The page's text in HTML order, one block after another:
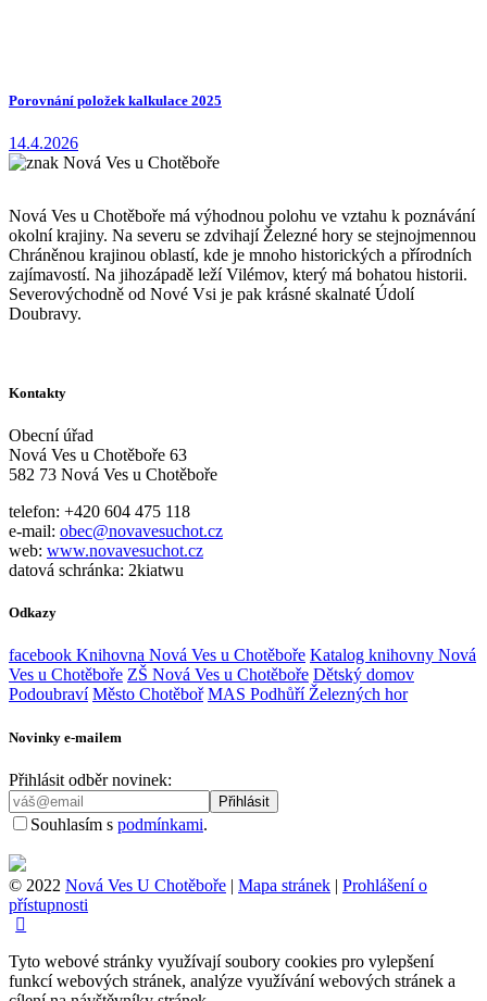
Porovnání položek kalkulace 2025
14.4.2026
Nová Ves u Chotěboře má výhodnou polohu ve vztahu k poznávání
okolní krajiny. Na severu se zdvihají Železné hory se stejnojmennou
Chráněnou krajinou oblastí, kde je mnoho historických a přírodních
zajímavostí. Na jihozápadě leží Vilémov, který má bohatou historii.
Severovýchodně od Nové Vsi je pak krásné skalnaté Údolí
Doubravy.
Kontakty
Obecní úřad
Nová Ves u Chotěboře 63
582 73 Nová Ves u Chotěboře
telefon: +420 604 475 118
e-mail: obec@novavesuchot.cz
web: www.novavesuchot.cz
datová schránka: 2kiatwu
Odkazy
facebook Knihovna Nová Ves u Chotěboře Katalog knihovny Nová
Ves u Chotěboře ZŠ Nová Ves u Chotěboře Dětský domov
Podoubraví Město Chotěboř MAS Podhůří Železných hor
Novinky e-mailem
Přihlásit odběr novinek:
Souhlasím s podmínkami.
© 2022 Nová Ves U Chotěboře | Mapa stránek | Prohlášení o
přístupnosti
Tyto webové stránky využívají soubory cookies pro vylepšení
funkcí webových stránek, analýze využívání webových stránek a